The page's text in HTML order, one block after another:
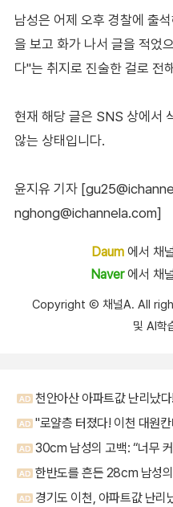
남성은 어제 오후 경찰에 출
을 보고 화가 나서 글을 적었
다"는 취지로 진술한 걸로 전
현재 해당 글은 SNS 상에서
않는 상태입니다.
윤지유 기자
nghong@ichannela.com]
Daum에서 채
Naver에서 채
Copyright Ⓒ 채널A. All
및 AI학